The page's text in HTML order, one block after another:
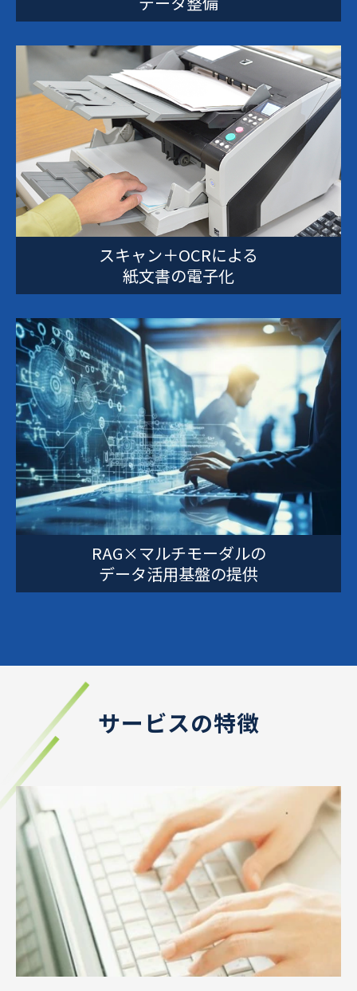
スキャン＋OCRによる
紙文書の電子化
RAG×マルチモーダルの
データ活用基盤の提供
サービスの特徴